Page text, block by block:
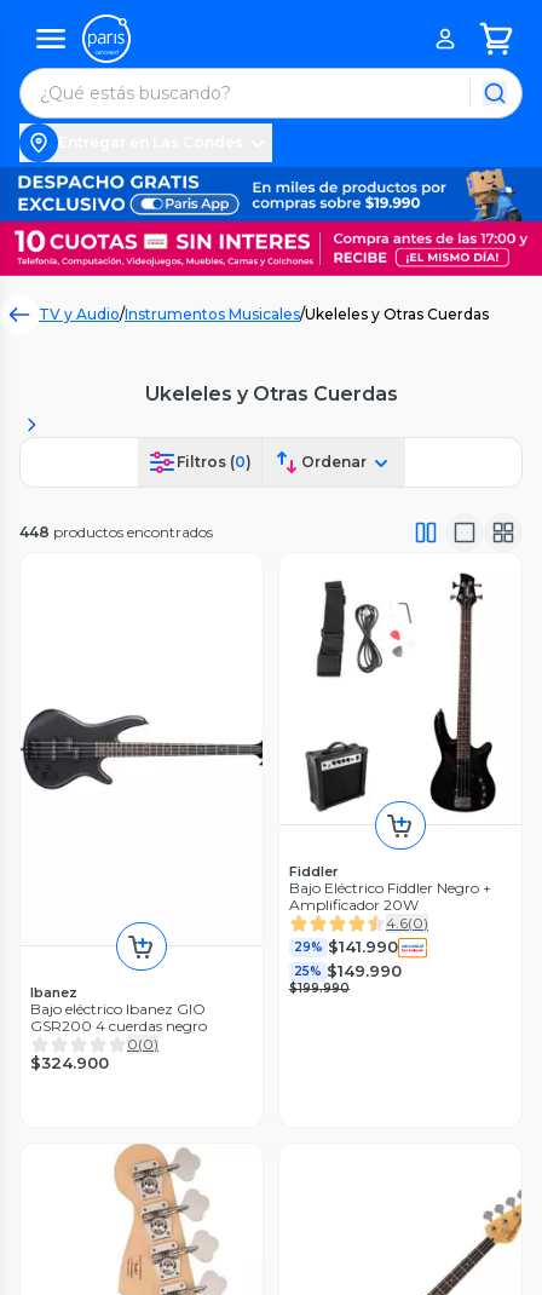
TV y Audio/Instrumentos Musicales/Ukeleles y Otras Cuerdas
Ukeleles y Otras Cuerdas
Filtros (0) Ordenar
448 productos encontrados
Ibanez
Bajo eléctrico Ibanez GIO
GSR200 4 cuerdas negro
0(0)
$324.900
Fiddler
Bajo Eléctrico Fiddler Negro +
Amplificador 20W
4.6(0)
29% $141.990
25% $149.990
$199.990